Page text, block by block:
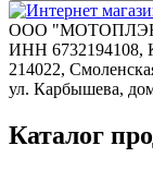
ООО
ИНН 6732194108,
214022,
ул. Карбышева,
Каталог